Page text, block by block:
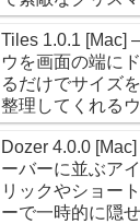
を飾ろう！
Tiles 1.0.1 [Mac]
ウを画面の端に
るだけでサイズ
整理してくれる
マネージャー
Dozer 4.0.0 [Mac]
ーバーに並ぶア
リックやショー
ーで一時的に隠